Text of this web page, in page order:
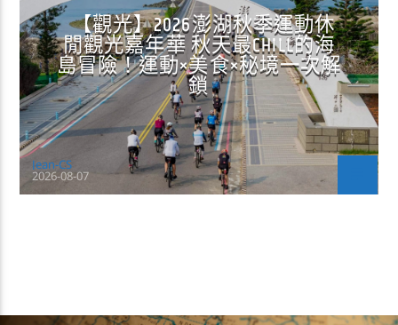
【觀光】2026澎湖秋季運動休
閒觀光嘉年華 秋天最CHILL的海
島冒險！運動×美食×秘境一次解
鎖
Jean-CS
2026-08-07